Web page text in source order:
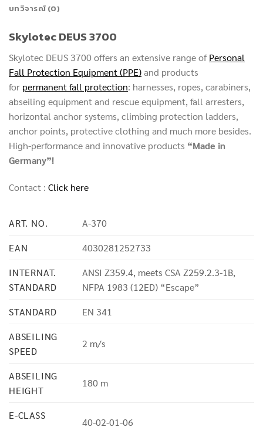
บทวิจารณ์ (0)
Skylotec DEUS 3700
Skylotec DEUS 3700 offers an extensive range ofPersonal
Fall Protection Equipment (PPE)and products
for permanent fall protection: harnesses, ropes, carabiners,
abseiling equipment and rescue equipment, fall arresters,
horizontal anchor systems, climbing protection ladders,
anchor points, protective clothing and much more besides.
High-performance and innovative products “Made in
Germany”!
Contact : Click here
ART. NO.
A-370
EAN
4030281252733
INTERNAT.
STANDARD
ANSI Z359.4, meets CSA Z259.2.3-1B,
NFPA 1983 (12ED) “Escape”
STANDARD
EN 341
ABSEILING
SPEED
2 m/s
ABSEILING
HEIGHT
180 m
E-CLASS
40-02-01-06